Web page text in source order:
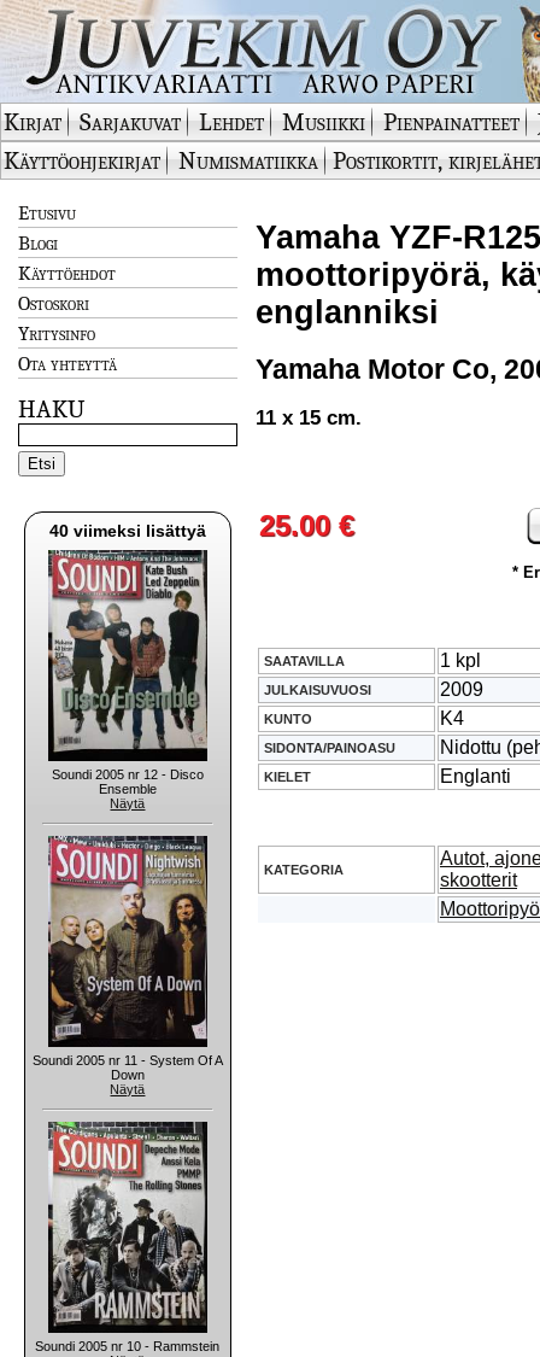
Kirjat Sarjakuvat Lehdet Musiikki Pienpainatteet
Käyttöohjekirjat
Numismatiikka Postikortit,
Etusivu
Blogi
Käyttöehdot
Ostoskori
Yritysinfo
Ota yhteyttä
HAKU
40 viimeksi lisättyä
Soundi 2005 nr 12 - Disco
Ensemble
Näytä
Soundi 2005 nr 11 - System Of A
Down
Näytä
Soundi 2005 nr 10 - Rammstein
Yamaha YZF-
moottoripyörä,
englanniksi
Yamaha Motor Co,
11 x 15 cm.
25.00 €
*
SAATAVILLA 1 kpl
JULKAISUVUOSI 2009
KUNTO K4
SIDONTA/PAINOASU Nidottu
KIELET Englanti
KATEGORIA
Autot,
skootterit